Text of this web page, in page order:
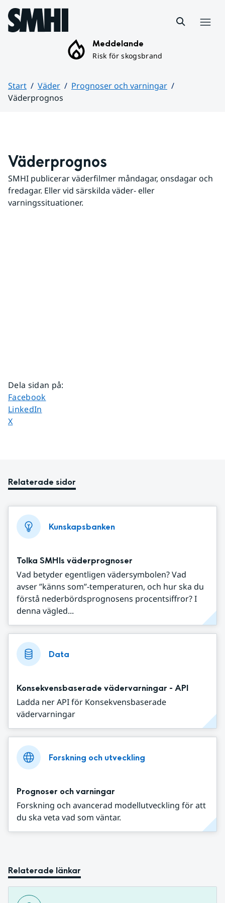
Hoppa till sidans innehåll
Meddelande
Risk för skogsbrand
Start Väder
Prognoser och varningar
Väderprognos
Väderprognos
SMHI publicerar väderfilmer måndagar, onsdagar och
fredagar. Eller vid särskilda väder- eller
varningssituationer.
Dela sidan på:
Dela sidan på
Facebook
Dela sidan på
LinkedIn
Dela sidan på
X
Relaterade sidor
Kunskapsbanken
Tolka SMHIs väderprognoser
Vad betyder egentligen vädersymbolen? Vad
avser ”känns som”-temperaturen, och hur ska du
förstå nederbördsprognosens procentsiffror? I
denna vägled...
Data
Konsekvensbaserade vädervarningar - API
Ladda ner API för Konsekvensbaserade
vädervarningar
Forskning och utveckling
Prognoser och varningar
Forskning och avancerad modellutveckling för att
du ska veta vad som väntar.
Relaterade länkar